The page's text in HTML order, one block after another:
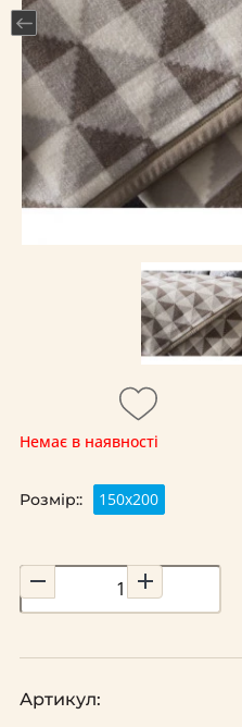
Немає в наявності
Розмір:: 150х200
Артикул: